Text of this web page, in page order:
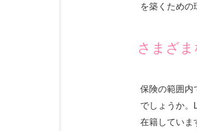
を築くための
さまざ
保険の範囲内
でしょうか。
在籍していま